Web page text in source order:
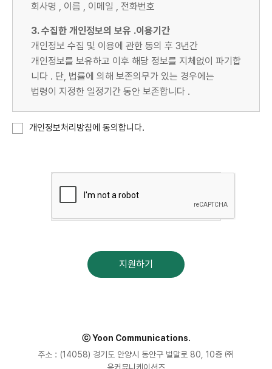
회사명 , 이름 , 이메일 , 전화번호
3. 수집한 개인정보의 보유 .이용기간
개인정보 수집 및 이용에 관한 동의 후 3년간
개인정보를 보유하고 이후 해당 정보를 지체없이 파기합
니다 . 단, 법률에 의해 보존의무가 있는 경우에는
법령이 지정한 일정기간 동안 보존합니다 .
개인정보처리방침에 동의합니다.
지원하기
ⓒ Yoon Communications.
주소 : (14058) 경기도 안양시 동안구 벌말로 80, 10층 ㈜